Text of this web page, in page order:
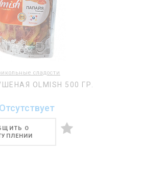
сладости
OLMISH 500 ГР.
Отсутствует
О